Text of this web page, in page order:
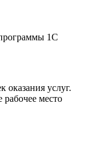
1С
оказания услуг.
рабочее место